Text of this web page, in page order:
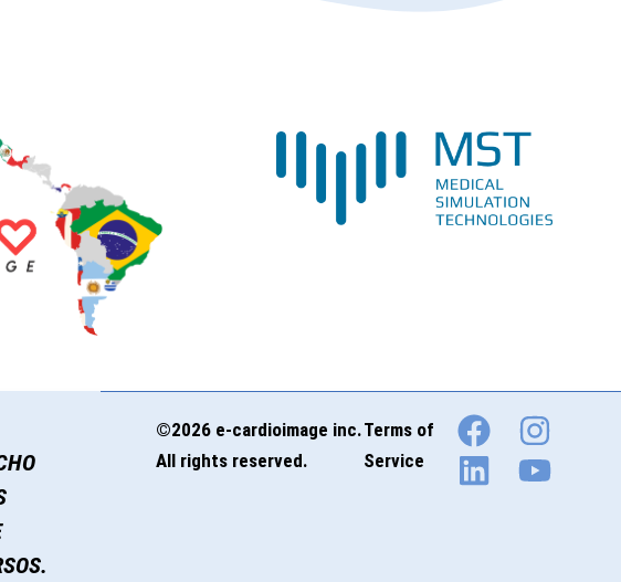
©2026 e-cardioimage inc.
All rights reserved.
Terms of
Service